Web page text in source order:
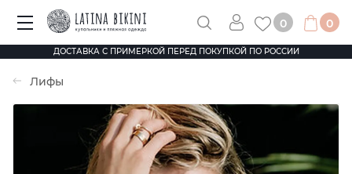
ДОСТАВКА С ПРИМЕРКОЙ ПЕРЕД ПОКУПКОЙ ПО РОССИИ
0 0
Лифы